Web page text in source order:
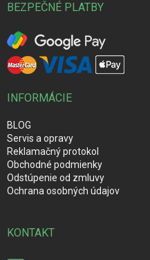
BEZPEČNÉ PLATBY
INFORMÁCIE
BLOG
Servis a opravy
Reklamačný protokol
Obchodné podmienky
Odstúpenie od zmluvy
Ochrana osobných údajov
KONTAKT